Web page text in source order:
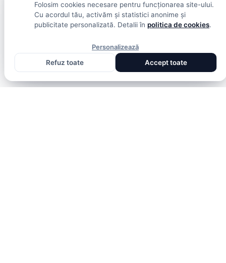
Folosim cookies necesare pentru funcționarea site-ului.
Cu acordul tău, activăm și statistici anonime și
publicitate personalizată. Detalii în politica de cookies.
Personalizează
Refuz toate
Accept toate